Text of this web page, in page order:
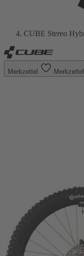
CUBE Stereo
Merkzettel Merkzettel